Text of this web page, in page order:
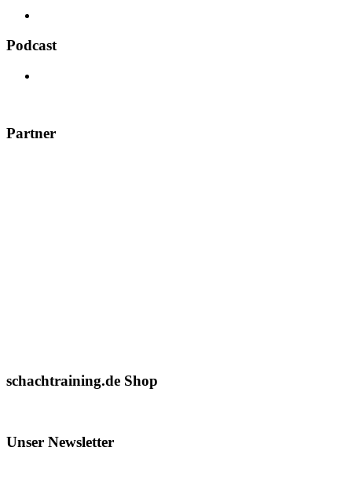
Podcast
Partner
schachtraining.de Shop
Unser Newsletter